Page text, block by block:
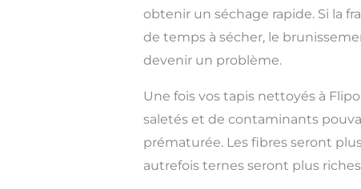
obtenir un séchage rapide. Si la
de temps à sécher, le
devenir un problème.
Une fois vos tapis nettoyés à
saletés et de contaminants
prématurée. Les fibres seront
autrefois ternes seront plus